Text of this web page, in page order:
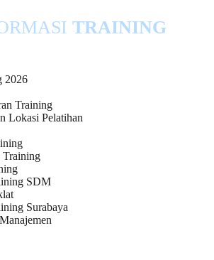
TRAINING
2026
Training
Lokasi Pelatihan
Training
SDM
Surabaya